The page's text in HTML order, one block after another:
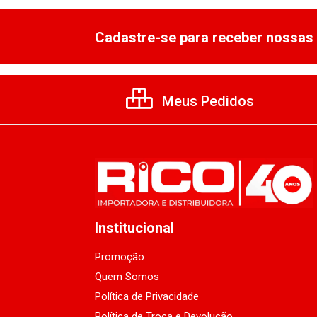
Cadastre-se para receber
Meus Pedidos
Institucional
Promoção
Quem Somos
Política de Privacidade